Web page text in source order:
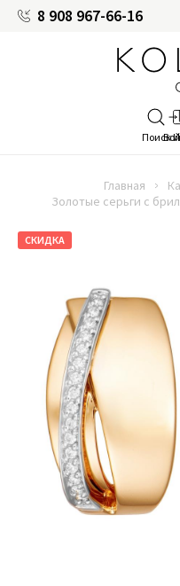
8 908 967-66-16
Главная
Золотые серьги с
СКИДКА